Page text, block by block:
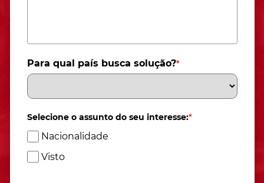
Para qual país busca solução?*
Selecione o assunto do seu interesse:*
Nacionalidade
Visto